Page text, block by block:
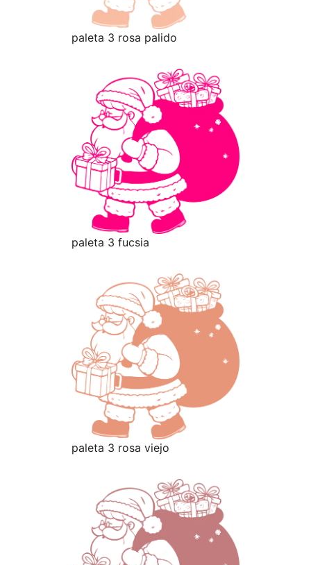
paleta 3 rosa palido
paleta 3 fucsia
paleta 3 rosa viejo